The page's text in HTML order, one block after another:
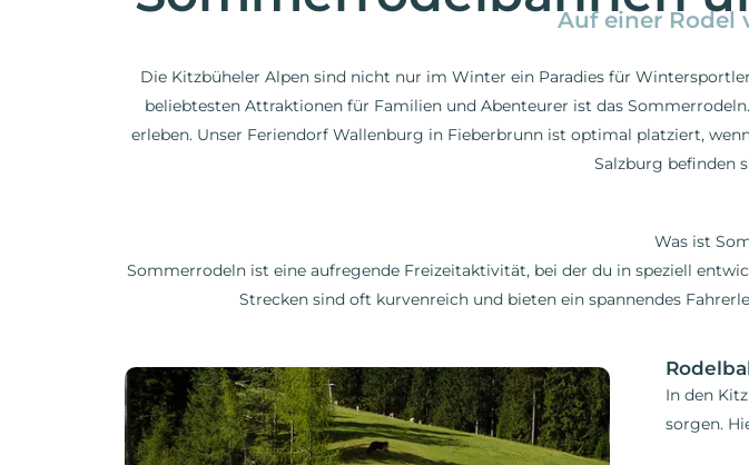
Auf einer Rodel
Die Kitzbüheler Alpen sind nicht nur im Winter ein Paradies für
beliebtesten Attraktionen für Familien und Abenteurer ist das
erleben. Unser Feriendorf Wallenburg in Fieberbrunn ist optimal platziert,
Salzburg befinden
Was ist
Sommerrodeln ist eine aufregende Freizeitaktivität, bei der du in speziell
Strecken sind oft kurvenreich und bieten ein spannendes
In den
sorgen.